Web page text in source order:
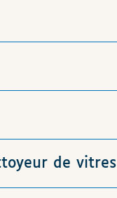
de vitres